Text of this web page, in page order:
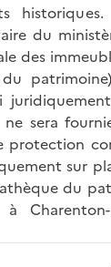
du
des
sera
protection
sur
du
à